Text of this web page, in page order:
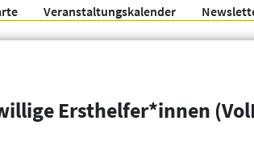
Veranstaltungskalender
Ersthelfer*innen